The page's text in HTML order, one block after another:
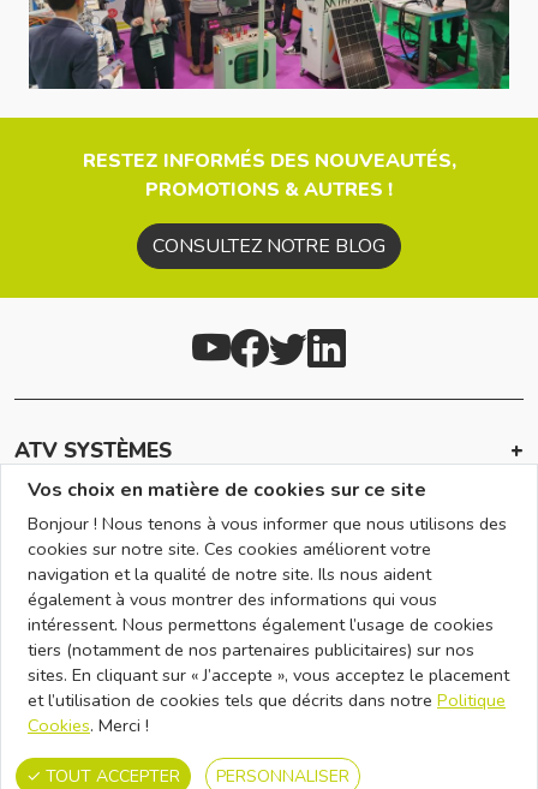
RESTEZ INFORMÉS DES NOUVEAUTÉS,
PROMOTIONS & AUTRES !
CONSULTEZ NOTRE BLOG
ATV SYSTÈMES
INFOS
EN SAVOIR +
RÉSEAU
NOUS CONTACTER
Contactez-nous Plan d'accès
CONDITIONS GÉNÉRALES DE VENTE
GESTION DES COOKIES
Vos choix en matière de cookies sur ce site
Bonjour ! Nous tenons à vous informer que nous utilisons des
cookies sur notre site. Ces cookies améliorent votre
navigation et la qualité de notre site. Ils nous aident
également à vous montrer des informations qui vous
intéressent. Nous permettons également l’usage de cookies
tiers (notamment de nos partenaires publicitaires) sur nos
sites. En cliquant sur « J’accepte », vous acceptez le placement
et l’utilisation de cookies tels que décrits dans notre Politique
Cookies. Merci !
TOUT ACCEPTER PERSONNALISER